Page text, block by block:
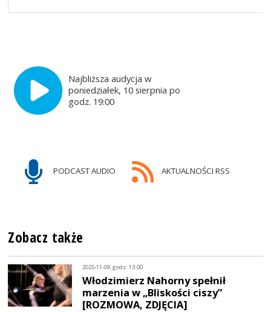
Najbliższa audycja w
poniedziałek, 10 sierpnia po
godz. 19:00
PODCAST AUDIO AKTUALNOŚCI RSS
Zobacz także
2025-11-09, godz. 13:00
Włodzimierz Nahorny spełnił
marzenia w „Bliskości ciszy”
[ROZMOWA, ZDJĘCIA]